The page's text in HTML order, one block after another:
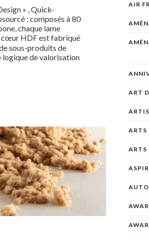
» , Quick-
: composés à 80
chaque lame
cœur HDF est fabriqué
sous-produits de
logique de valorisation
AIR
ART
ARTS
ARTS